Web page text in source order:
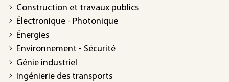
Construction et travaux publics
Électronique - Photonique
Énergies
Environnement - Sécurité
Génie industriel
Ingénierie des transports